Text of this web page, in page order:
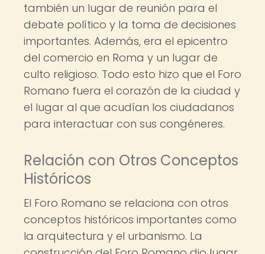
también un lugar de reunión para el
debate político y la toma de decisiones
importantes. Además, era el epicentro
del comercio en Roma y un lugar de
culto religioso. Todo esto hizo que el Foro
Romano fuera el corazón de la ciudad y
el lugar al que acudían los ciudadanos
para interactuar con sus congéneres.
Relación con Otros Conceptos
Históricos
El Foro Romano se relaciona con otros
conceptos históricos importantes como
la arquitectura y el urbanismo. La